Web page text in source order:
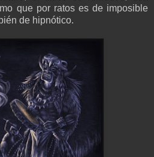
que por ratos es de imposible
de hipnótico.